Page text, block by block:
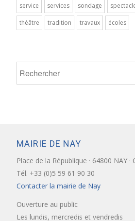
service services sondage
théâtre tradition travaux écoles
MAIRIE DE NAY
Place de la République · 64800 NAY ·
Tél. +33 (0)5 59 61 90 30
Contacter la mairie de Nay
Ouverture au public
Les lundis, mercredis et vendredis